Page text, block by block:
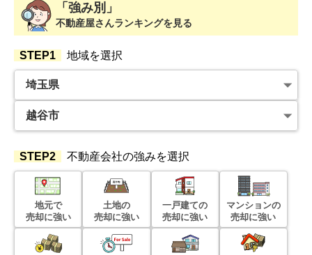
階数: 2階 築年数:
5,000 2025年3月
埼玉県越谷市南越谷三丁目
階数:2 階 築年数:
建物面積:107㎡ 土地面積:117㎡
1,900万円 2025年3月
埼玉県越谷市大字南荻島
「強み別」
不動産屋さんランキングを見る
STEP1 地域を選択
STEP2 不動産会社の強みを選択
地元で
売却に強い
土地の
売却に強い
一戸建ての
売却に強い
マンションの
売却に強い